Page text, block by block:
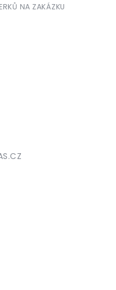
NA ZAKÁZKU